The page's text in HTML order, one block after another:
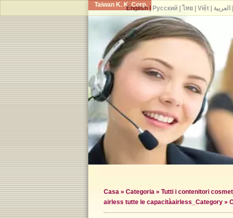
Taiwan K. K. Corp.
Casa » Categoria » Tutti i contenitori
airless tutte le capacitàairless_Category »
English| Русский| ไทย| Việt| العربية